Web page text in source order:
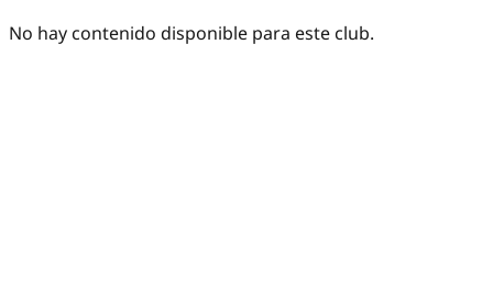
No hay contenido disponible para este club.